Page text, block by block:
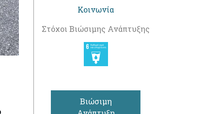
Κοινωνία
Στόχοι Βιώσιμης Ανάπτυξης
Βιώσιμη